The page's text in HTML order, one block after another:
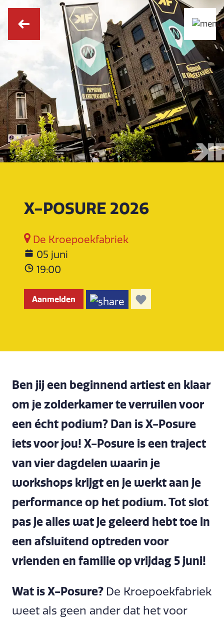
X-POSURE 2026
De Kroepoekfabriek
05 juni
19:00
Aanmelden
Ben jij een beginnend artiest en klaar
om je zolderkamer te verruilen voor
een écht podium? Dan is X-Posure
iets voor jou! X-Posure is een traject
van vier dagdelen waarin je
workshops krijgt en je werkt aan je
performance op het podium. Tot slot
pas je alles wat je geleerd hebt toe in
een afsluitend optreden voor
vrienden en familie op vrijdag 5 juni!
Wat is X-Posure? De Kroepoekfabriek
weet als geen ander dat het voor